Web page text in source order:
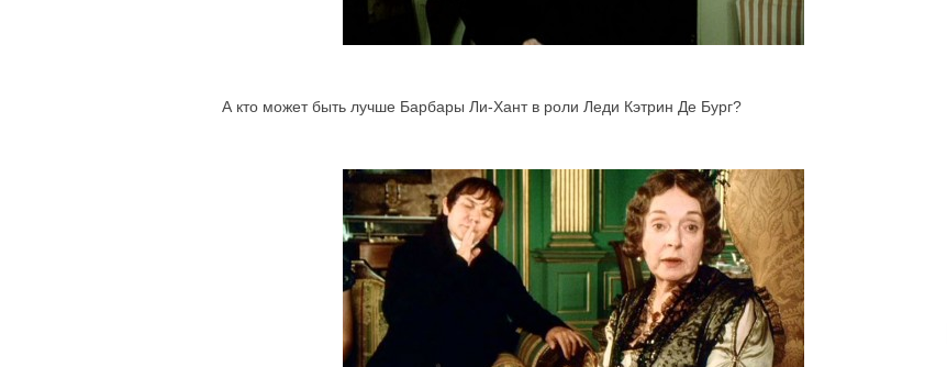
А кто может быть лучше Барбары Ли-Хант в роли Леди Кэтрин Де Бург?